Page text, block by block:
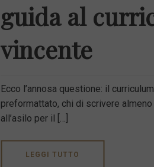
guida al
vincente
Ecco l’annosa questione: il
preformattato, chi di scrivere
all’asilo per il […]
LEGGI TUTTO